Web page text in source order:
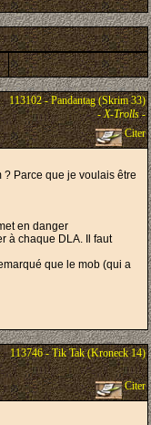
113102 - Pandantag (Skrim 33)
-X-Trolls-
Citer
Parce que je voulais être
en danger
à chaque DLA. Il faut
que le mob (qui a
113746 - Tik Tak (Kroneck 14)
Citer